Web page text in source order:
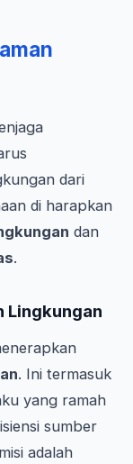
dari
di harapkan
dan
.
Lingkungan
. Ini termasuk
yang ramah
sumber
adalah